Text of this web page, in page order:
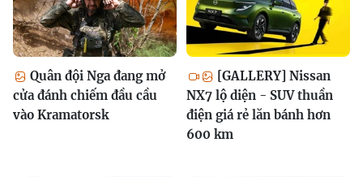
Quân đội Nga đang mở
cửa đánh chiếm đầu cầu
vào Kramatorsk
[GALLERY] Nissan
NX7 lộ diện - SUV thuần
điện giá rẻ lăn bánh hơn
600 km